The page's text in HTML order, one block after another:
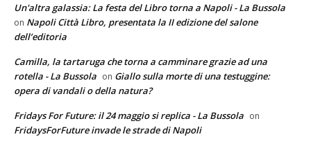
Un'altra galassia: La festa del Libro torna a Napoli - La Bussola
on Napoli Città Libro, presentata la II edizione del salone
dell’editoria
Camilla, la tartaruga che torna a camminare grazie ad una
rotella - La Bussola on Giallo sulla morte di una testuggine:
opera di vandali o della natura?
Fridays For Future: il 24 maggio si replica - La Bussola on
FridaysForFuture invade le strade di Napoli